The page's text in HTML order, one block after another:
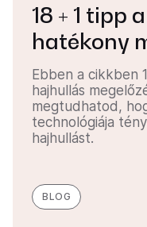
18 + 1 tipp
hatékony
Ebben a cikkben
hajhullás
megtudhatod,
technológiája
hajhullást.
BLOG